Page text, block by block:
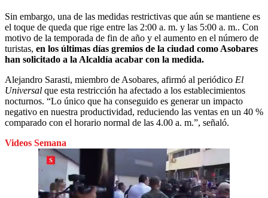
Sin embargo, una de las medidas restrictivas que aún se mantiene es
el toque de queda que rige entre las 2:00 a. m. y las 5:00 a. m.. Con
motivo de la temporada de fin de año y el aumento en el número de
turistas, en los últimas días gremios de la ciudad como Asobares
han solicitado a la Alcaldía acabar con la medida.
Alejandro Sarasti, miembro de Asobares, afirmó al periódico El
Universal que esta restricción ha afectado a los establecimientos
nocturnos. “Lo único que ha conseguido es generar un impacto
negativo en nuestra productividad, reduciendo las ventas en un 40 %
comparado con el horario normal de las 4.00 a. m.”, señaló.
Videos Semana